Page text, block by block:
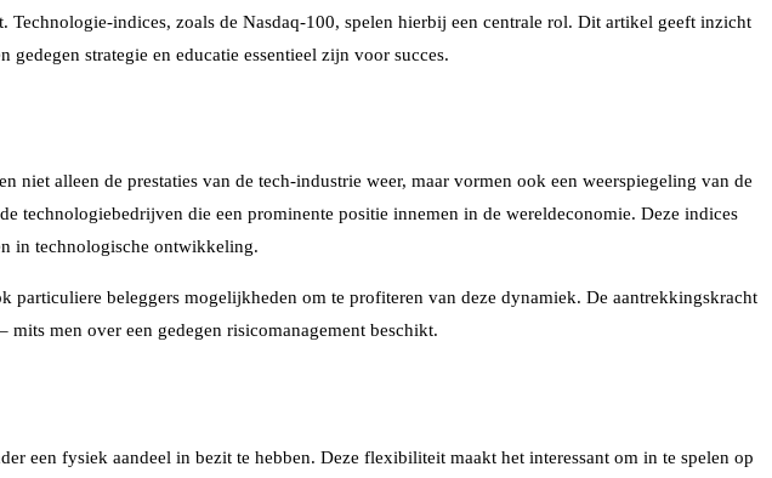
indices, zoals de Nasdaq-100, spelen hierbij een centrale rol. Dit artikel geeft inzicht
strategie en educatie essentieel zijn voor succes.
alleen de prestaties van de tech-industrie weer, maar vormen ook een weerspiegeling van de
die een prominente positie innemen in de wereldeconomie. Deze indices
in technologische ontwikkeling.
beleggers mogelijkheden om te profiteren van deze dynamiek. De aantrekkingskracht
men over een gedegen risicomanagement beschikt.
een fysiek aandeel in bezit te hebben. Deze flexibiliteit maakt het interessant om in te spelen op